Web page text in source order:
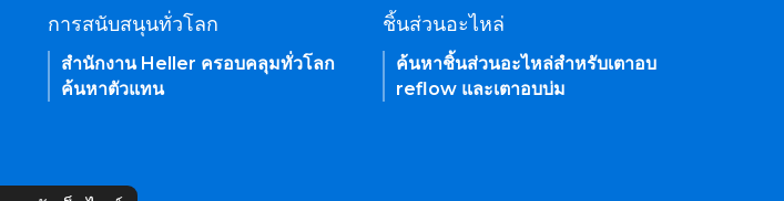
การสนับสนุนทั่วโลก
สำนักงาน Heller ครอบคลุมทั่วโลก
ค้นหาตัวแทน
ชิ้นส่วนอะไหล่
ค้นหาชิ้นส่วนอะไหล่สำหรับเตาอบ
reflow และเตาอบบ่ม